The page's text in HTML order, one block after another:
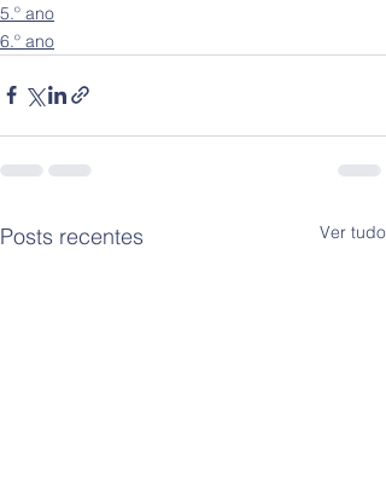
5.º ano
6.º ano
Posts recentes Ver tudo